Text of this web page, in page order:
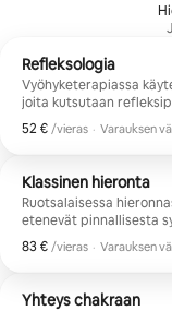
Refleksologia
Vyöhyketerapiassa
joita kutsutaan
keho alkaa palata
kohdat lievittävät
52 € /vieras
52 € vierasta kohti
· Varauksen
,
Klassinen hieronta
Ruotsalaisessa
etenevät pinnallisesta
lihaksista monia
ahdistusta
83 € /vieras
83 € vierasta kohti
· Varauksen
,
Yhteys chakraan